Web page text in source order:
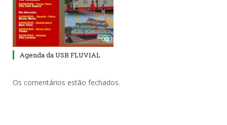
Agenda da USB FLUVIAL
Os comentários estão fechados.